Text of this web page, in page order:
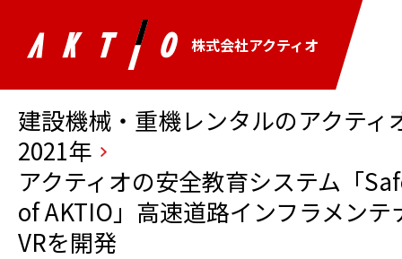
株式会社アクティオ
建設機械・重機レンタルのアクティ
2021年
アクティオの安全教育システム「
of AKTIO」高速道路インフラメン
VRを開発